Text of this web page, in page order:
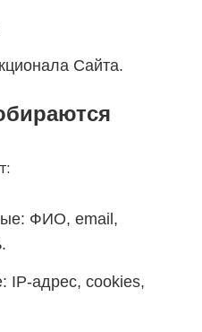
Сайта.
ФИО, email,
IP-адрес, cookies,